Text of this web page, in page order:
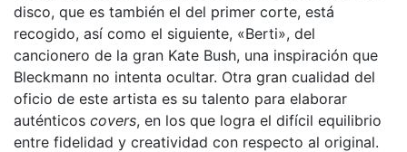
disco, que es también el del primer corte, está
recogido, así como el siguiente, «Berti», del
cancionero de la gran Kate Bush, una inspiración que
Bleckmann no intenta ocultar. Otra gran cualidad del
oficio de este artista es su talento para elaborar
auténticos covers, en los que logra el difícil equilibrio
entre fidelidad y creatividad con respecto al original.